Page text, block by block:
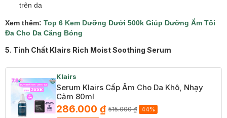
trên da
​Xem thêm: Top 6 Kem Dưỡng Dưới 500k Giúp Dưỡng Ẩm Tối
Đa Cho Da Căng Bóng
5. Tinh Chất Klairs Rich Moist Soothing Serum
Klairs
Serum Klairs Cấp Ẩm Cho Da Khô, Nhạy
Cảm 80ml
286.000 ₫ 515.000 ₫ 44%